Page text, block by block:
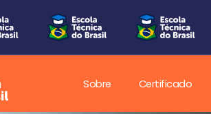
Sobre Certificado